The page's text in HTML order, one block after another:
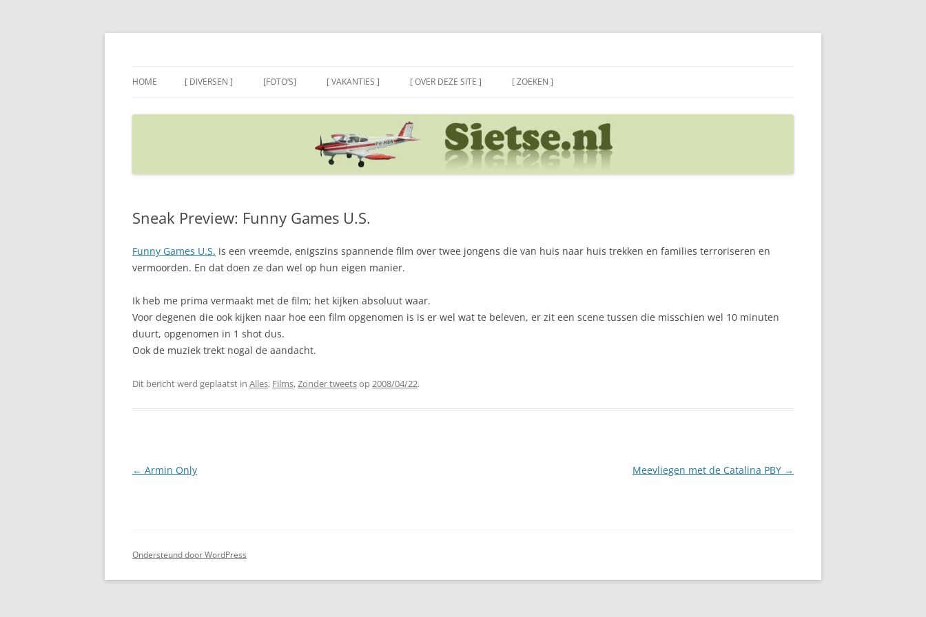
Ga
HOME [ DIVERSEN ] [FOTO’S] [ VAKANTIES ] [ OVER DEZE SITE ] [ ZOEKEN ]
Sneak Preview: Funny Games U.S.
Funny Games U.S. is een vreemde, enigszins spannende film over twee jongens die van huis naar huis trekken en families terroriseren en
vermoorden. En dat doen ze dan wel op hun eigen manier.
Ik heb me prima vermaakt met de film; het kijken absoluut waar.
Voor degenen die ook kijken naar hoe een film opgenomen is is er wel wat te beleven, er zit een scene tussen die misschien wel 10 minuten
duurt, opgenomen in 1 shot dus.
Ook de muziek trekt nogal de aandacht.
Dit bericht werd geplaatst in Alles, Films,Zonder tweetsop2008/04/22.
Berichtnavigatie
← Armin Only Meevliegen met de Catalina PBY →
Ondersteund door WordPress